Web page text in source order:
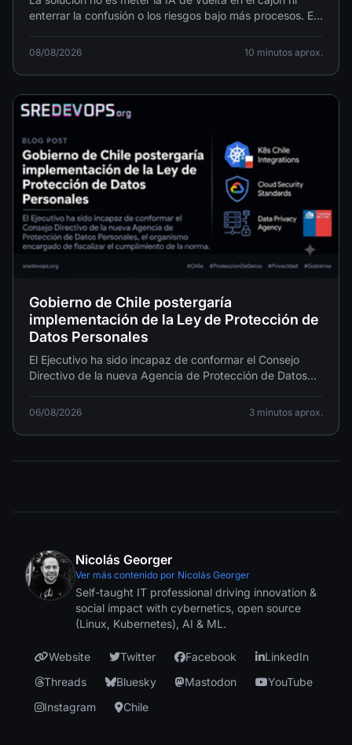
enterrar la confusión o los riesgos bajo más procesos. Es
08/08/2026 10 minutos aprox.
Gobierno de Chile postergaría
implementación de la Ley de Protección de
Datos Personales
El Ejecutivo ha sido incapaz de conformar el Consejo
Directivo de la nueva Agencia de Protección de Datos
cumplimiento de la norma.
06/08/2026 3 minutos aprox.
Nicolás Georger
Ver más contenido por Nicolás Georger
Self-taught IT professional driving innovation &
social impact with cybernetics, open source
(Linux, Kubernetes), AI & ML.
Website Twitter Facebook
LinkedIn
Threads
Bluesky Mastodon
YouTube
Instagram
Chile